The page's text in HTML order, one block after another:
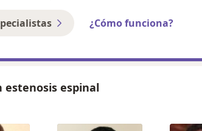
¿Cómo funciona?
estenosis espinal